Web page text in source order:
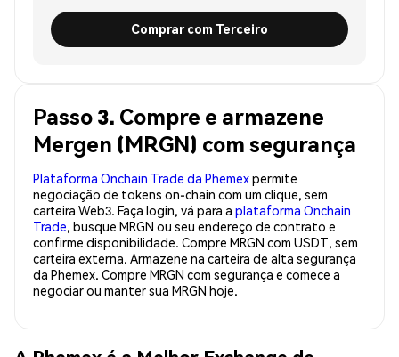
Comprar com Terceiro
Passo 3. Compre e armazene
Mergen (MRGN) com segurança
Plataforma Onchain Trade da Phemexpermite
negociação de tokens on-chain com um clique, sem
carteira Web3. Faça login, vá para a plataforma Onchain
Trade, busque MRGN ou seu endereço de contrato e
confirme disponibilidade. Compre MRGN com USDT, sem
carteira externa. Armazene na carteira de alta segurança
da Phemex. Compre MRGN com segurança e comece a
negociar ou manter sua MRGN hoje.